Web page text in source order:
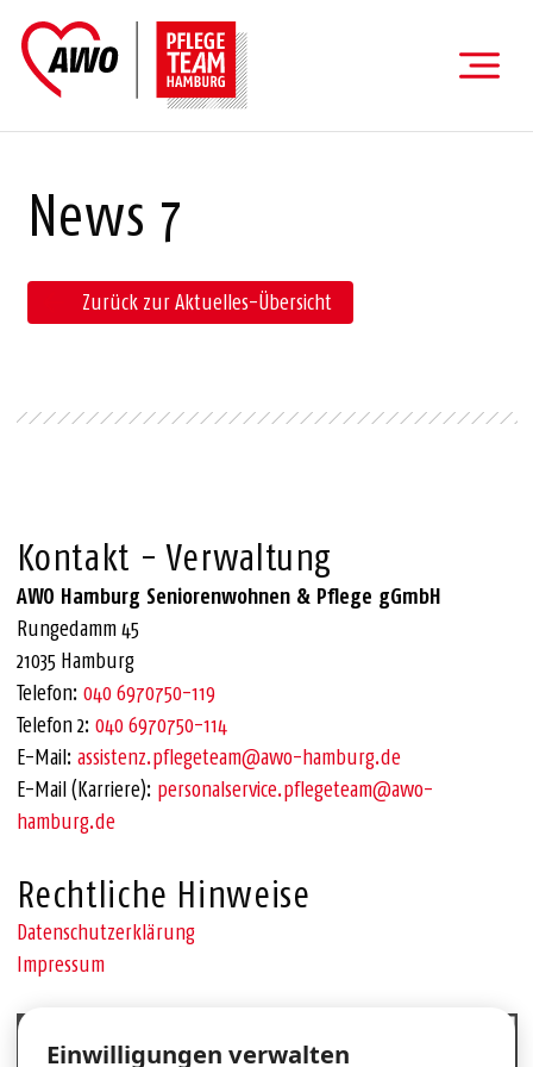
News 7
Zurück zur Aktuelles-Übersicht
Kontakt - Verwaltung
AWO Hamburg Seniorenwohnen & Pflege gGmbH
Rungedamm 45
21035 Hamburg
Telefon: 040 6970750-119
Telefon 2: 040 6970750-114
E-Mail: assistenz.pflegeteam@awo-hamburg.de
E-Mail (Karriere): personalservice.pflegeteam@awo-
hamburg.de
Rechtliche Hinweise
Datenschutzerklärung
Impressum
Cookie-Einstellungen
Einwilligungen verwalten